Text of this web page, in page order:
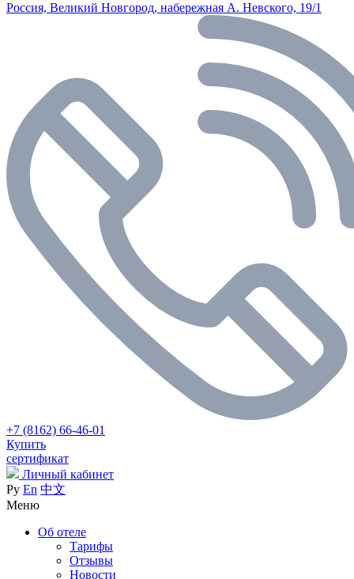
Россия, Великий Новгород, набережная А. Невского, 19/1
+7 (8162) 66-46-01
Купить
сертификат
Личный кабинет
Ру En 中文
Меню
Об отеле
Тарифы
Отзывы
Новости